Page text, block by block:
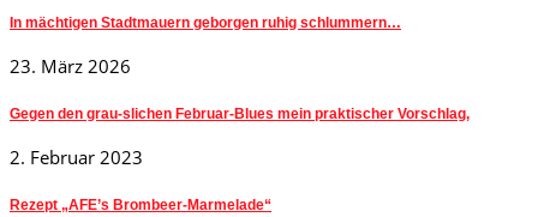
In mächtigen Stadtmauern geborgen ruhig schlummern…
23. März 2026
Gegen den grau-slichen Februar-Blues mein praktischer Vorschlag,
2. Februar 2023
Rezept „AFE’s Brombeer-Marmelade“